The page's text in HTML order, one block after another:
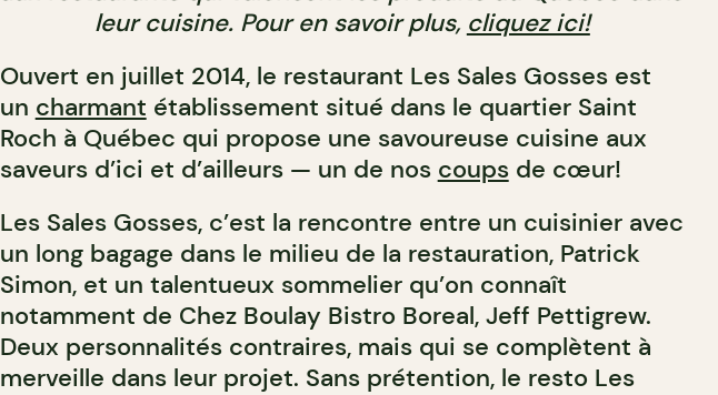
leur cuisine. Pour en savoir plus, cliquez ici!
Ouvert en juillet 2014, le restaurant Les Sales Gosses est
un charmant établissement situé dans le quartier Saint
Roch à Québec qui propose une savoureuse cuisine aux
saveurs d’ici et d’ailleurs — un de nos coupsde cœur!
Les Sales Gosses, c’est la rencontre entre un cuisinier avec
un long bagage dans le milieu de la restauration, Patrick
Simon, et un talentueux sommelier qu’on connaît
notamment de Chez Boulay Bistro Boreal, Jeff Pettigrew.
Deux personnalités contraires, mais qui se complètent à
merveille dans leur projet. Sans prétention, le resto Les